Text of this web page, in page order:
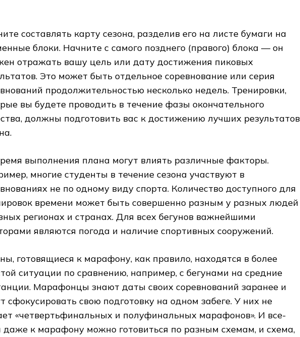
составлять карту сезона, разделив его на листе бумаги на
блоки. Начните с самого позднего (правого) блока — он
отражать вашу цель или дату достижения пиковых
Это может быть отдельное соревнование или серия
продолжительностью несколько недель. Тренировки,
вы будете проводить в течение фазы окончательного
должны подготовить вас к достижению лучших результатов
выполнения плана могут влиять различные факторы.
многие студенты в течение сезона участвуют в
не по одному виду спорта. Количество доступного для
времени может быть совершенно разным у разных людей
регионах и странах. Для всех бегунов важнейшими
являются погода и наличие спортивных сооружений.
готовящиеся к марафону, как правило, находятся в более
ситуации по сравнению, например, с бегунами на средние
Марафонцы знают даты своих соревнований заранее и
сфокусировать свою подготовку на одном забеге. У них не
«четвертьфинальных и полуфинальных марафонов». И все-
даже к марафону можно готовиться по разным схемам, и схема,